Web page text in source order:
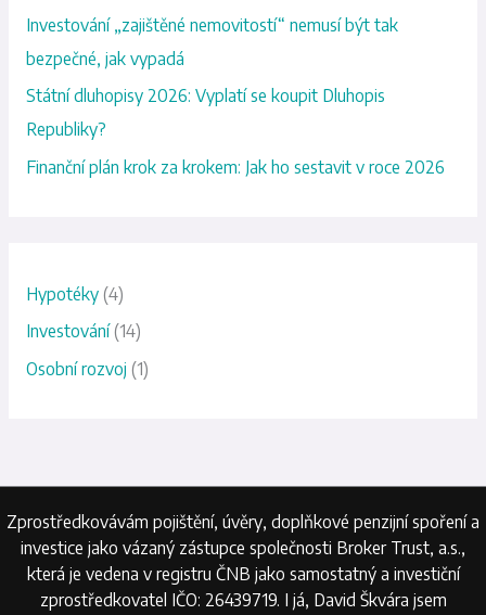
a
t
p
r
Investování „zajištěné nemovitostí“ nemusí být tak
bezpečné, jak vypadá
Státní dluhopisy 2026: Vyplatí se koupit Dluhopis
Republiky?
Finanční plán krok za krokem: Jak ho sestavit v roce 2026
Hypotéky(4)
Investování(14)
Osobní rozvoj (1)
Zprostředkovávám pojištění, úvěry, doplňkové penzijní spoření a
investice jako vázaný zástupce společnosti Broker Trust, a.s.,
která je vedena v registru ČNB jako samostatný a investiční
zprostředkovatel IČO: 26439719. I já, David Škvára jsem